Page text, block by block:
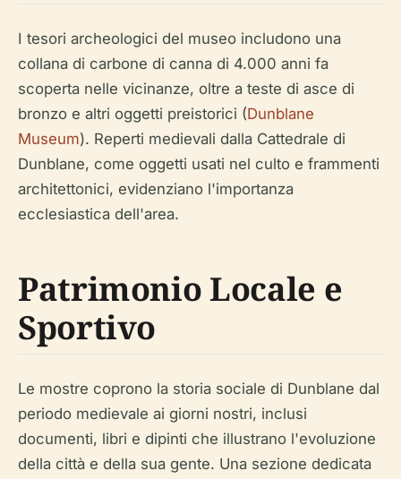
I tesori archeologici del museo includono una
collana di carbone di canna di 4.000 anni fa
scoperta nelle vicinanze, oltre a teste di asce di
bronzo e altri oggetti preistorici (Dunblane
Museum). Reperti medievali dalla Cattedrale di
Dunblane, come oggetti usati nel culto e frammenti
architettonici, evidenziano l'importanza
ecclesiastica dell'area.
Patrimonio Locale e
Sportivo
Le mostre coprono la storia sociale di Dunblane dal
periodo medievale ai giorni nostri, inclusi
documenti, libri e dipinti che illustrano l'evoluzione
della città e della sua gente. Una sezione dedicata